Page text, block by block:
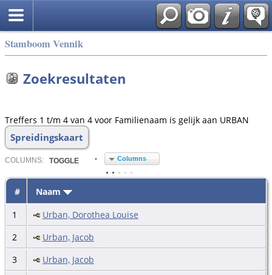
Stamboom Vennik
Zoekresultaten
Treffers 1 t/m 4 van 4 voor Familienaam is gelijk aan URBAN
Spreidingskaart
COLUMN S: TOGGLE Columns
#
Naam
1
Urban, Dorothea Louise
2
Urban, Jacob
3
Urban, Jacob